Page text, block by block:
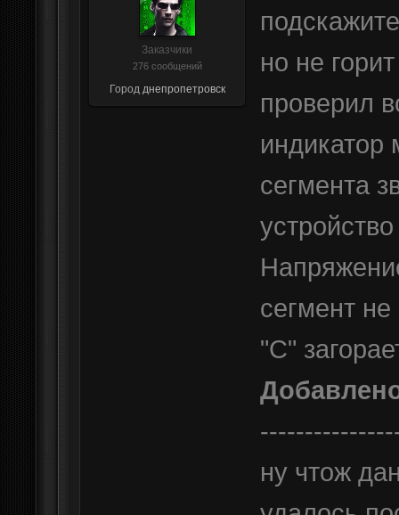
Заказчики
276 сообщений
Город днепропетровск
но не
проверил
индикатор
сегмента
сегмент
"С"
ну чтож